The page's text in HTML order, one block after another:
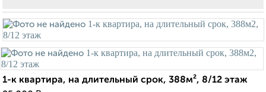
1-к квартира, на длительный срок, 388м², 8/12 этаж